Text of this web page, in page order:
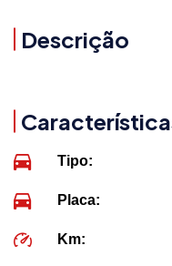
Descrição
Tipo:
Placa:
Km: